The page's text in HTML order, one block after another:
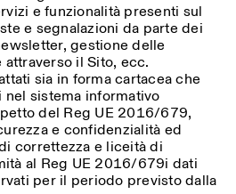
e funzionalità presenti sul
e segnalazioni da parte dei
gestione delle
il Sito, ecc.
sia in forma cartacea che
sistema informativo
del Reg UE 2016/679,
e confidenzialità ed
correttezza e liceità di
al Reg UE 2016/679i dati
per il periodo previsto dalla